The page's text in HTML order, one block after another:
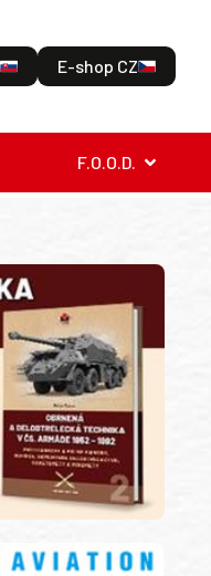
E-shop CZ
F.O.O.D.